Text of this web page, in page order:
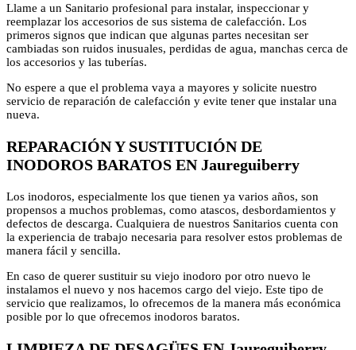
Llame a un Sanitario profesional para instalar, inspeccionar y
reemplazar los accesorios de sus sistema de calefacción. Los
primeros signos que indican que algunas partes necesitan ser
cambiadas son ruidos inusuales, perdidas de agua, manchas cerca de
los accesorios y las tuberías.
No espere a que el problema vaya a mayores y solicite nuestro
servicio de reparación de calefacción y evite tener que instalar una
nueva.
REPARACIÓN Y SUSTITUCIÓN DE
INODOROS BARATOS EN Jaureguiberry
Los inodoros, especialmente los que tienen ya varios años, son
propensos a muchos problemas, como atascos, desbordamientos y
defectos de descarga. Cualquiera de nuestros Sanitarios cuenta con
la experiencia de trabajo necesaria para resolver estos problemas de
manera fácil y sencilla.
En caso de querer sustituir su viejo inodoro por otro nuevo le
instalamos el nuevo y nos hacemos cargo del viejo. Este tipo de
servicio que realizamos, lo ofrecemos de la manera más económica
posible por lo que ofrecemos inodoros baratos.